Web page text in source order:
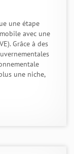
une étape
avec une
Grâce à des
une niche,